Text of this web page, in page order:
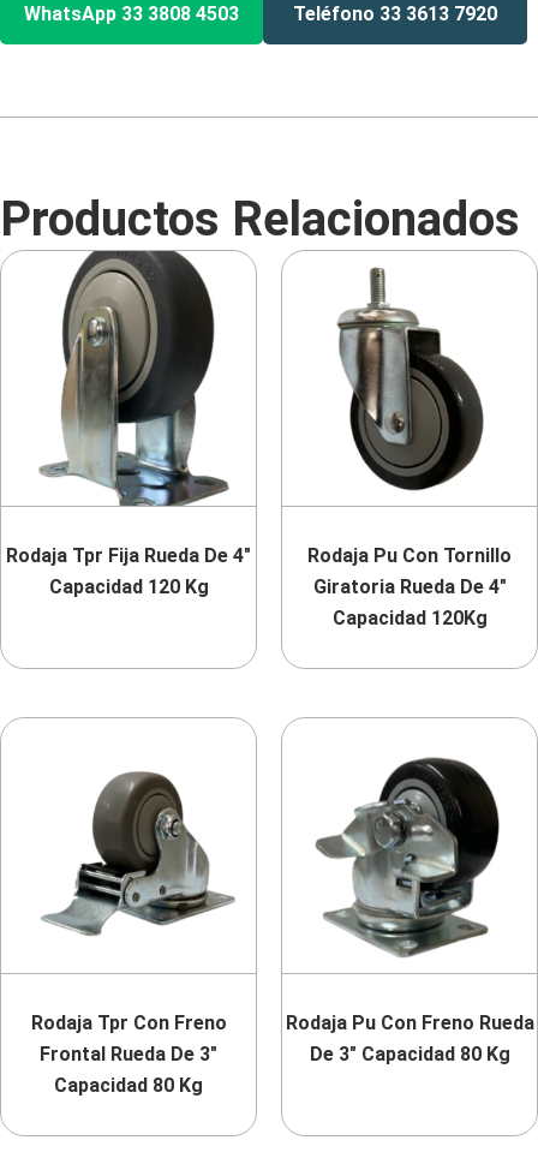
WhatsApp 33 3808 4503 Teléfono 33 3613 7920
Productos Relacionados
Rodaja Tpr Fija Rueda De 4″
Capacidad 120 Kg
Rodaja Pu Con Tornillo
Giratoria Rueda De 4″
Capacidad 120Kg
Rodaja Tpr Con Freno
Frontal Rueda De 3″
Capacidad 80 Kg
Rodaja Pu Con Freno Rueda
De 3″ Capacidad 80 Kg